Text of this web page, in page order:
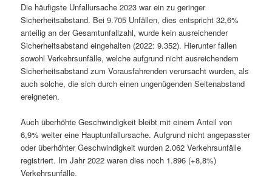
Die häufigste Unfallursache 2023 war ein zu geringer
Sicherheitsabstand. Bei 9.705 Unfällen, dies entspricht 32,6%
anteilig an der Gesamtunfallzahl, wurde kein ausreichender
Sicherheitsabstand eingehalten (2022: 9.352). Hierunter fallen
sowohl Verkehrsunfälle, welche aufgrund nicht ausreichendem
Sicherheitsabstand zum Vorausfahrenden verursacht wurden, als
auch solche, die sich durch einen ungenügenden Seitenabstand
ereigneten.
Auch überhöhte Geschwindigkeit bleibt mit einem Anteil von
6,9% weiter eine Hauptunfallursache. Aufgrund nicht angepasster
oder überhöhter Geschwindigkeit wurden 2.062 Verkehrsunfälle
registriert. Im Jahr 2022 waren dies noch 1.896 (+8,8%)
Verkehrsunfälle.